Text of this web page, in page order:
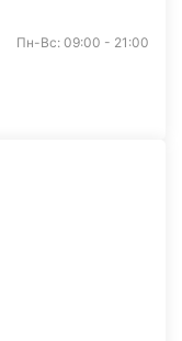
Пн-Вс: 09:00 - 21:00